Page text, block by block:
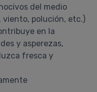
del medio
polución, etc.)
en la
y asperezas,
fresca y